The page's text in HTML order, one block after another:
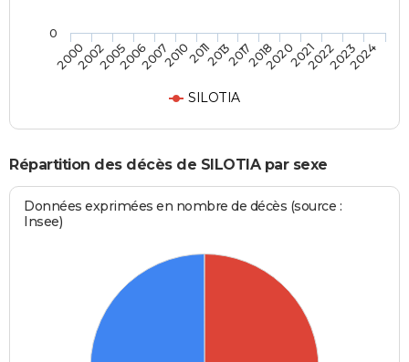
SILOTIA
200020022005200620072010201120132017201820202021202220232024
0
Répartition des décès de SILOTIA par sexe
Données exprimées en nombre de décès (source :
Insee)